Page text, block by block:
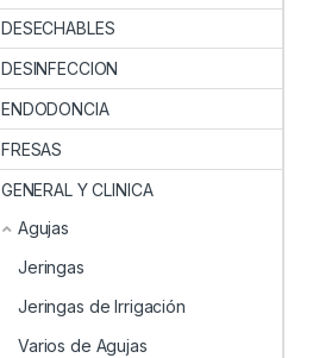
DESECHABLES
DESINFECCION
ENDODONCIA
FRESAS
GENERAL Y CLINICA
Agujas
Jeringas
Jeringas de Irrigación
Varios de Agujas